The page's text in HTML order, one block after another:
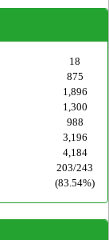
18
875
1,896
1,300
988
3,196
4,184
203/243
(83.54%)